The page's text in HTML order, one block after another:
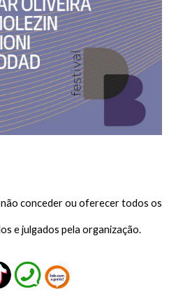
conceder ou oferecer todos os
e julgados pela organização.